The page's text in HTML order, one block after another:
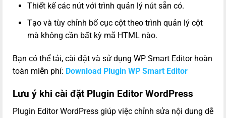
Thiết kế các nút với trình quản lý nút sẵn có.
Tạo và tùy chỉnh bố cục cột theo trình quản lý cột
mà không cần bất kỳ mã HTML nào.
Bạn có thể tải, cài đặt và sử dụng WP Smart Editor hoàn
toàn miễn phí: Download Plugin WP Smart Editor
Lưu ý khi cài đặt Plugin Editor WordPress
Plugin Editor WordPress giúp việc chỉnh sửa nội dung dễ